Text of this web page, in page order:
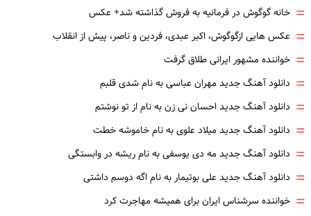
= خانه گوگوش در فرمانیه به فروش گذاشته شد+ عکس
= عکس هایی ازگوگوش، اکبر عبدی، فردین و ناصر، پیش از انقلاب
= خواننده مشهور ایرانی طلاق گرفت
= دانلود آهنگ جدید مهران عباسی به نام شدی قلبم
= دانلود آهنگ جدید احسان نی زن به نام از تو نوشتم
= دانلود آهنگ جدید میلاد علوی به نام خاموشه خطت
= دانلود آهنگ جدید مه دی یوسفی به نام ریشه در وابستگی
= دانلود آهنگ جدید علی بوتیمار به نام اگه دوسم داشتی
= خواننده سرشناس ایران برای همیشه مهاجرت کرد